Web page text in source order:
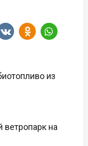
из
ветропарк на